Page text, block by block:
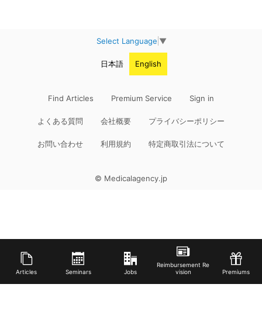
Articles Seminars Jobs
Reimbursement Re
vision
Premiums
Select Language ▼
日本語 English
Find Articles Premium Service Sign in
よくある質問 会社概要 プライバシーポリシー
お問い合わせ 利用規約 特定商取引法について
© Medicalagency.jp